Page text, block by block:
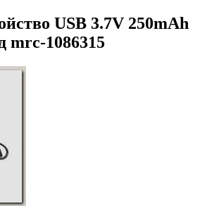
USB 3.7V 250mAh
mrc-1086315